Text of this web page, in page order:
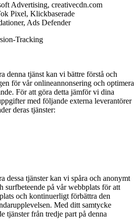
Advertising, creativecdn.com
Pixel, Klickbaserade
Ads Defender
Tracking
denna tjänst kan vi bättre förstå och
för vår onlineannonsering och optimera
För att göra detta jämför vi dina
med följande externa leverantörer
deras tjänster:
dessa tjänster kan vi spåra och anonymt
surfbeteende på vår webbplats för att
och kontinuerligt förbättra den
Med ditt samtycke
tjänster från tredje part på denna